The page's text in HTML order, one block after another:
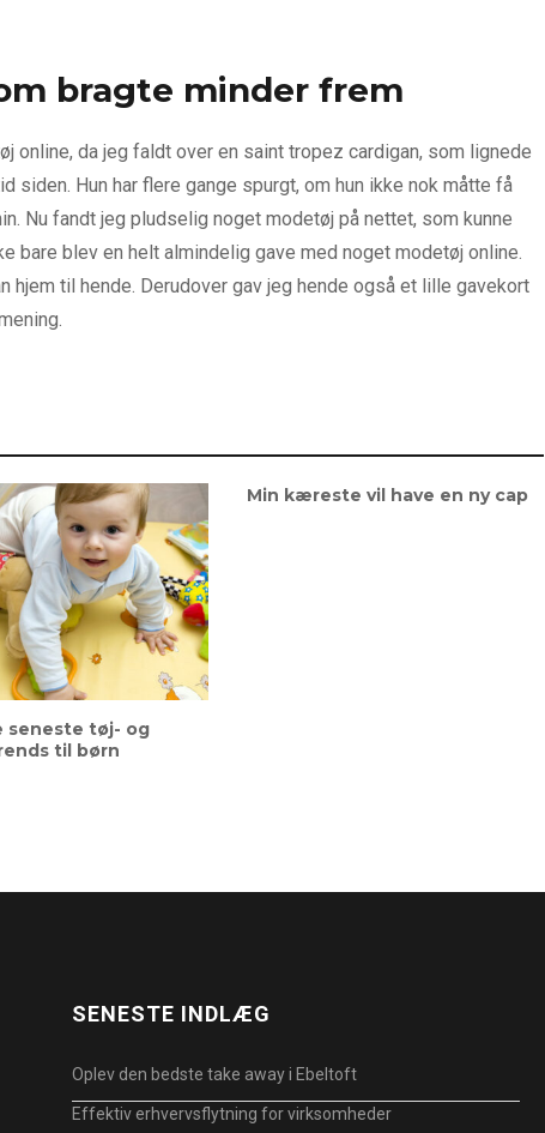
bragte minder frem
online, da jeg faldt over en saint tropez cardigan, som lignede
siden. Hun har flere gange spurgt, om hun ikke nok måtte få
Nu fandt jeg pludselig noget modetøj på nettet, som kunne
blev en helt almindelig gave med noget modetøj online.
til hende. Derudover gav jeg hende også et lille gavekort
seneste tøj- og
til børn
Min kæreste vil have en ny cap
SENESTE INDLÆG
Oplev den bedste take away i Ebeltoft
Effektiv erhvervsflytning for virksomheder